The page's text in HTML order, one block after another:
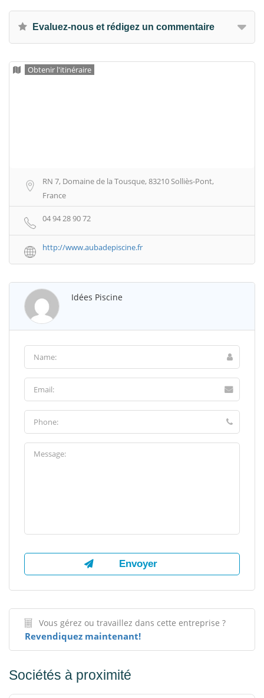
Evaluez-nous et rédigez un commentaire
Obtenir l'itinéraire
RN 7, Domaine de la Tousque, 83210 Solliès-Pont,
France
04 94 28 90 72
http://www.aubadepiscine.fr
Idées Piscine
Vous gérez ou travaillez dans cette entreprise ?
Revendiquez maintenant!
Sociétés à proximité